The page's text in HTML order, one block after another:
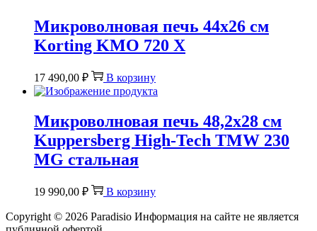
Микроволновая печь 44х26 см
Korting KMO 720 X
17 490,00 ₽ В корзину
Микроволновая печь 48,2х28 см
Kuppersberg High-Tech TMW 230
MG стальная
19 990,00 ₽ В корзину
Copyright © 2026 Paradisio Информация на сайте не является